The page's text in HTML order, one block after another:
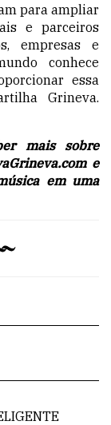
para ampliar
e parceiros
empresas e
conhece
essa
Grineva.
mais sobre
e
em uma